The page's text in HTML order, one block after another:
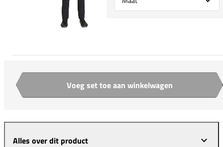
Aantal Voeg set toe aan winkelwagen
Alles over dit product